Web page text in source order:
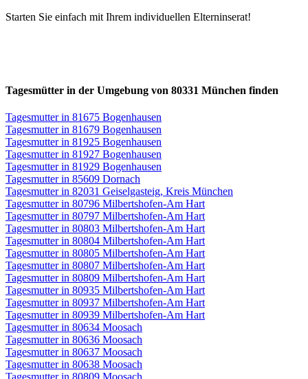
Starten Sie einfach mit Ihrem individuellen Elterninserat!
Tagesmütter in der Umgebung von 80331 München finden
Tagesmutter in 81675 Bogenhausen
Tagesmutter in 81679 Bogenhausen
Tagesmutter in 81925 Bogenhausen
Tagesmutter in 81927 Bogenhausen
Tagesmutter in 81929 Bogenhausen
Tagesmutter in 85609 Dornach
Tagesmutter in 82031 Geiselgasteig, Kreis München
Tagesmutter in 80796 Milbertshofen-Am Hart
Tagesmutter in 80797 Milbertshofen-Am Hart
Tagesmutter in 80803 Milbertshofen-Am Hart
Tagesmutter in 80804 Milbertshofen-Am Hart
Tagesmutter in 80805 Milbertshofen-Am Hart
Tagesmutter in 80807 Milbertshofen-Am Hart
Tagesmutter in 80809 Milbertshofen-Am Hart
Tagesmutter in 80935 Milbertshofen-Am Hart
Tagesmutter in 80937 Milbertshofen-Am Hart
Tagesmutter in 80939 Milbertshofen-Am Hart
Tagesmutter in 80634 Moosach
Tagesmutter in 80636 Moosach
Tagesmutter in 80637 Moosach
Tagesmutter in 80638 Moosach